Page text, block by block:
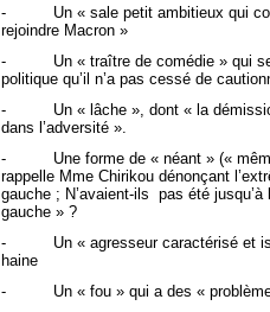
- Un « sale petit ambitieux qui
rejoindre Macron »
- Un « traître de comédie » qui se
politique qu’il n’a pas cessé de
- Un « lâche », dont « la démission
dans l’adversité ».
- Une forme de « néant » (« même
rappelle Mme Chirikou dénonçant
gauche ; N’avaient-ils pas été
gauche » ?
- Un « agresseur caractérisé et
haine
- Un « fou » qui a des «